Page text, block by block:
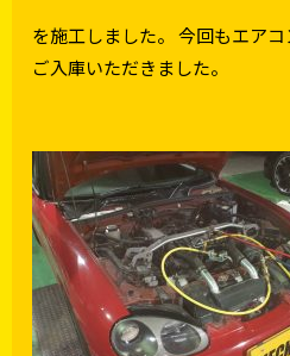
を施工しました。 今回もエア
ご入庫いただきました。